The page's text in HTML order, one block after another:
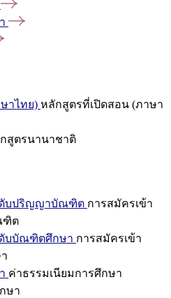
าไทย) หลักสูตรที่เปิดสอน (ภาษา
สูตรนานาชาติ
ดับปริญญาบัณฑิต การสมัครเข้า
ฑิต
บบัณฑิตศึกษา การสมัครเข้า
ค่าธรรมเนียมการศึกษา
ษา